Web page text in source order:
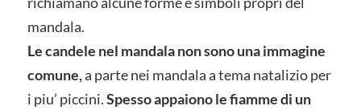
mandala.
Le candele nel mandala non sono una immagine
comune,a parte nei mandala a tema natalizio per
i piu’ piccini.Spesso appaiono le fiamme di un